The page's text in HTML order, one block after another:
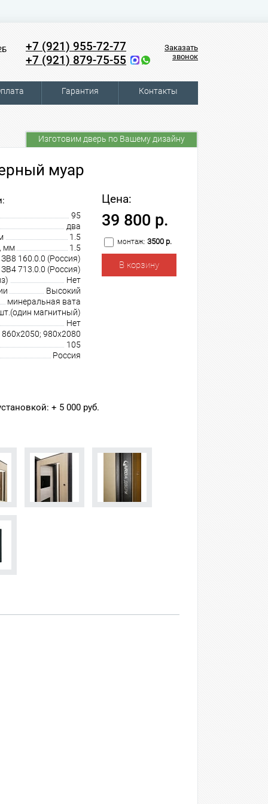
+7 (921) 955-72-77
+7 (921) 879-75-55
Заказать
звонок
Гарантия Контакты
Изготовим дверь по Вашему дизайну
муар
95
два
1.5
мм
1.5
160.0.0 (Россия)
713.0.0 (Россия)
Нет
Высокий
минеральная вата
магнитный)
Нет
860х2050; 980х2080
105
Россия
Цена:
39 800 р.
монтаж: 3500 р.
+ 5 000 руб.